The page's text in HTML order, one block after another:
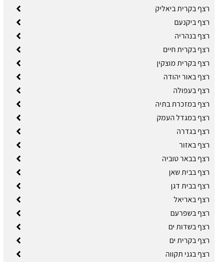
רצף בקרית ביאליק
רצף ביקנעם
רצף בנהריה
רצף בקרית חיים
רצף בקרית מוצקין
רצף באור יהודה
רצף בעפולה
רצף במזכרת בתיה
רצף במגדל העמק
רצף בגדרה
רצף באזור
רצף בבאר טוביה
רצף בבית שאן
רצף בבית דגן
רצף באריאל
רצף בשפרעם
רצף בשדות ים
רצף בקרית ים
רצף בגני תקווה